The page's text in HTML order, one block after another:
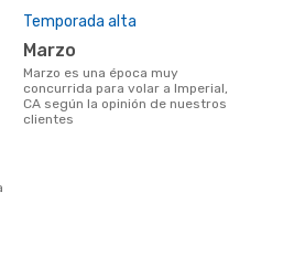
Temporada alta
marzo
marzo es una época muy
concurrida para volar a Imperial,
CA según la opinión de nuestros
clientes